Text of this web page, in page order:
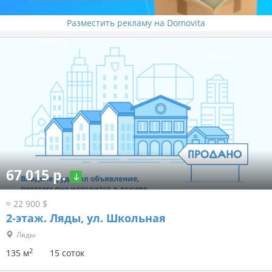
Разместить рекламу на Domovita
67 015 р.
≈ 22 900 $
2-этаж. Ляды, ул. Школьная
Ляды
135 м2 15 соток